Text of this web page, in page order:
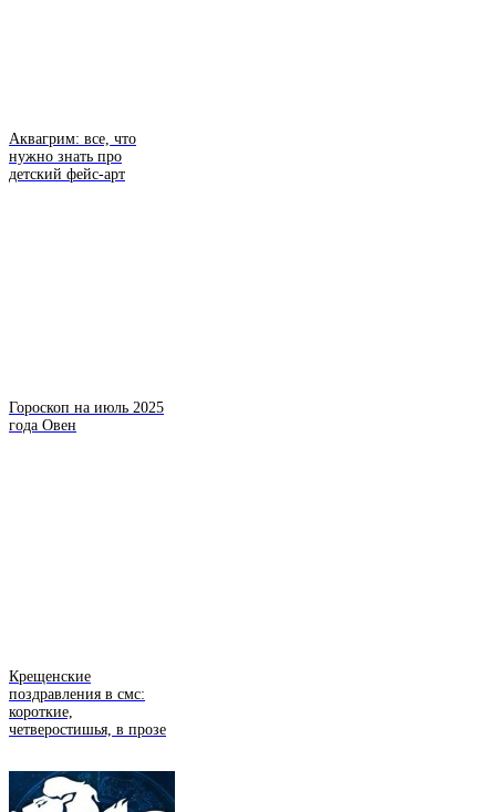
Аквагрим: все, что
нужно знать про
детский фейс-арт
Гороскоп на июль 2025
года Овен
Крещенские
поздравления в смс:
короткие,
четверостишья, в прозе